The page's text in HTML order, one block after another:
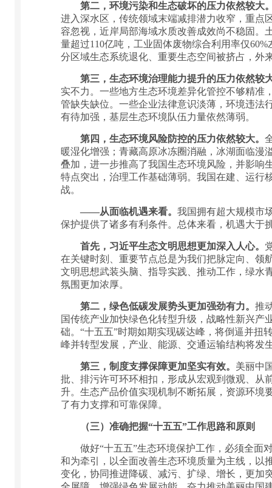
第二，环境污染和生态破坏的压力依然较大
进入深水区，传统领域末端减排潜力收窄，重点
容忽视，近岸局部海域水质改善成效尚不稳固。
量超过110亿吨，工业固体废物综合利用率仅
分区域生态系统退化、重要生态空间被挤占，外
第三，生态环境治理能力提升的压力依然较
实不力。一些地方生态环境差异化管控不够精准
管缺失缺位。一些企业法律意识淡薄，环境违法
有待加强，基层生态环境队伍力量依然薄弱。
第四，生态环境风险防控的压力依然较大。
暖湿化增强；青藏高原冰冻圈消融，冰湖面临漫
叠加，进一步推高了我国生态环境风险，并影响
特点突出，治理工作基础薄弱。我国在建、运行
战。
——从面临机遇来看。 我国拥有超大规模市
保护提供了诸多有利条件。总体来看，机遇大于
首先，习近平生态文明思想更加深入人心。
在关键时刻、重要节点总是为我们把脉定向、领
文明思想武装头脑、指导实践、推动工作，绿水
氛围更加浓厚。
第二，绿色低碳发展势头更加强劲有力。 推
国传统产业加快绿色化转型升级，战略性新兴
础。“十五五”时期如期实现碳达峰，将倒逼并扭
峰并转型发展，产业、能源、交通运输结构将发
第三，制度支撑保障更加坚实有效。 美丽中
批、排污许可环环相扣，形成从宏观到微观、从
升。生态产品价值实现机制不断拓展，资源环境
了有力支撑和可靠保障。
（三）准确把握“十五五”工作思路和原则
做好“十五五”生态环境保护工作，必须全面对
和为牵引，以全面改善生态环境质量为主线，以
变化，协同推进降碳、减污、扩绿、增长，更加